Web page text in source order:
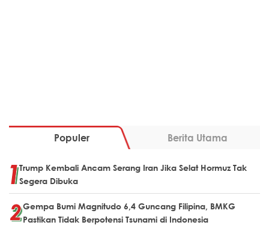
Populer Berita Utama
Trump Kembali Ancam Serang Iran Jika Selat Hormuz Tak
Segera Dibuka
Gempa Bumi Magnitudo 6,4 Guncang Filipina, BMKG
Pastikan Tidak Berpotensi Tsunami di Indonesia